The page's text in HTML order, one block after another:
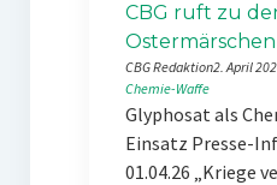
CBG ruft zu
CBG Redaktion2. April
Chemie-Waffe
Glyphosat als
Einsatz Presse-
01.04.26 „Kriege